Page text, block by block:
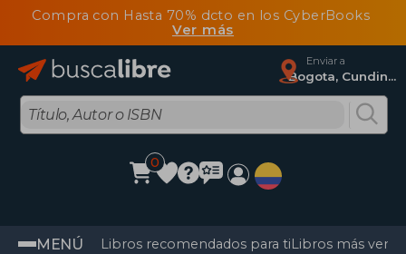
Compra con Hasta 70% dcto en los CyberBooks
Ver más
Enviar a
Bogota, Cundinamarca
0
MENÚ Libros recomendados para tiLibros más